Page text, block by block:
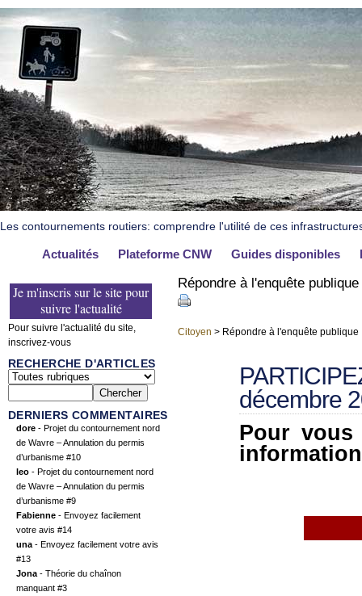
Les contournements routiers: comprendre l'utilité de ces
Actualités Plateforme CNW Guides disponibles
Je m'inscris sur le site pour
suivre l'actualité
Pour suivre l'actualité du site,
inscrivez-vous
RECHERCHE D'ARTICLES
DERNIERS COMMENTAIRES
dore - Projet du contournement nord
de Wavre – Annulation du permis
d’urbanisme #10
leo - Projet du contournement nord
de Wavre – Annulation du permis
d’urbanisme #9
Fabienne - Envoyez facilement
votre avis #14
una - Envoyez facilement votre avis
#13
Jona - Théorie du chaînon
manquant #3
Répondre à l'enquête publique
Citoyen > Répondre à l'enquête publique
décembre
Pour vous